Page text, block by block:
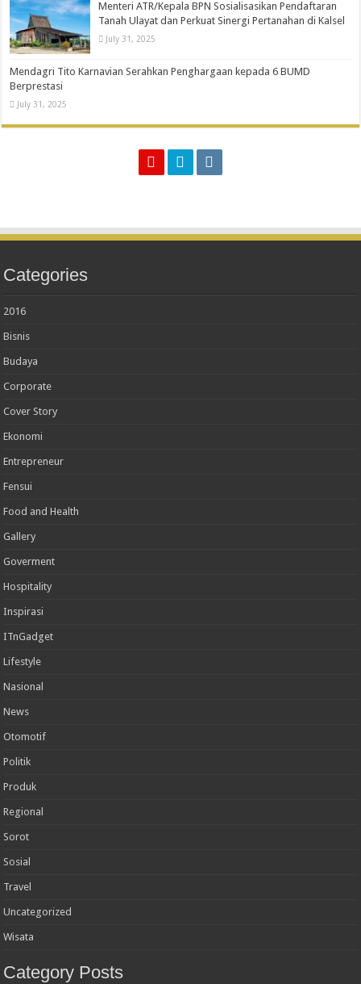
Menteri ATR/Kepala BPN Sosialisasikan Pendaftaran
Tanah Ulayat dan Perkuat Sinergi Pertanahan di Kalsel
July 31, 2025
Mendagri Tito Karnavian Serahkan Penghargaan kepada 6 BUMD
Berprestasi
July 31, 2025
Categories
2016
Bisnis
Budaya
Corporate
Cover Story
Ekonomi
Entrepreneur
Fensui
Food and Health
Gallery
Goverment
Hospitality
Inspirasi
ITnGadget
Lifestyle
Nasional
News
Otomotif
Politik
Produk
Regional
Sorot
Sosial
Travel
Uncategorized
Wisata
Category Posts